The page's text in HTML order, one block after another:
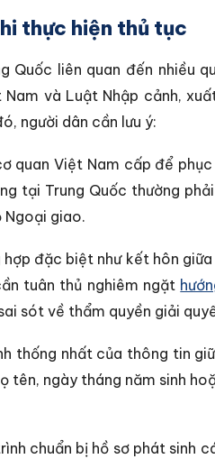
thực hiện thủ tục
Quốc liên quan đến nhiều
Nam và Luật Nhập cảnh,
người dân cần lưu ý:
quan Việt Nam cấp để
tại Trung Quốc thường
Ngoại giao.
đặc biệt như kết hôn
tuân thủ nghiêm ngặt
sót về thẩm quyền giải
thống nhất của thông tin
tên, ngày tháng năm sinh
chuẩn bị hồ sơ phát sinh